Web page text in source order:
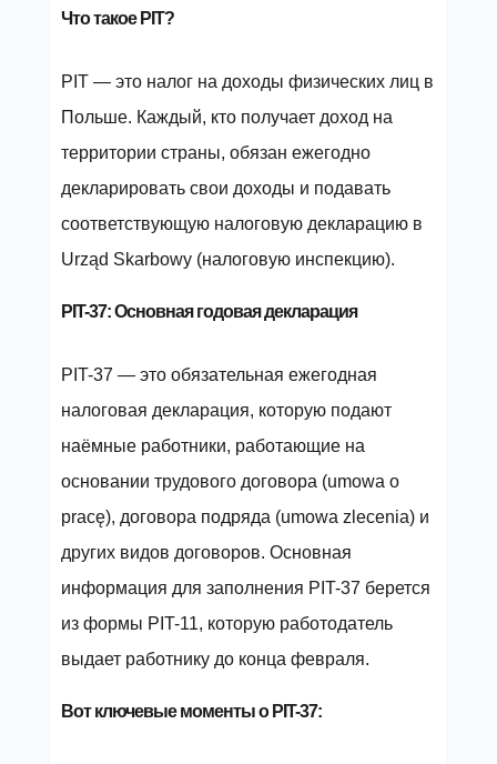
Что такое PIT?
PIT — это налог на доходы физических лиц в
Польше. Каждый, кто получает доход на
территории страны, обязан ежегодно
декларировать свои доходы и подавать
соответствующую налоговую декларацию в
Urząd Skarbowy (налоговую инспекцию).
PIT-37: Основная годовая декларация
PIT-37 — это обязательная ежегодная
налоговая декларация, которую подают
наёмные работники, работающие на
основании трудового договора (umowa o
pracę), договора подряда (umowa zlecenia) и
других видов договоров. Основная
информация для заполнения PIT-37 берется
из формы PIT-11, которую работодатель
выдает работнику до конца февраля.
Вот ключевые моменты о PIT-37: